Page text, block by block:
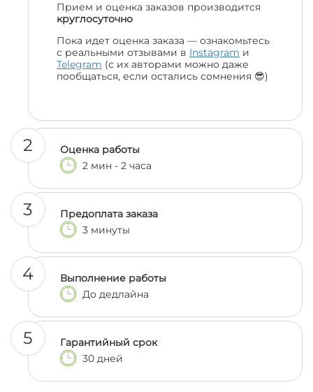
Прием и оценка заказов производится
круглосуточно
Пока идет оценка заказа — ознакомьтесь
с реальными отзывами в Instagram и
Telegram (с их авторами можно даже
пообщаться, если остались сомнения 😎)
2
Оценка работы
2 мин - 2 часа
3
Предоплата заказа
3 минуты
4
Выполнение работы
До дедлайна
5
Гарантийный срок
30 дней